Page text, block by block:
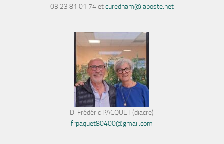
03 23 81 01 74 etcuredham@laposte.net
D. Frédéric PACQUET (diacre)
frpaquet80400@gmail.com